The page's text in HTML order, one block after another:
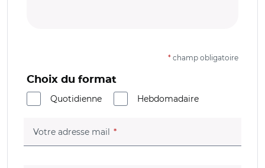
* champ obligatoire
Choix du format
Quotidienne
Hebdomadaire
Votre adresse mail (champ obligatoire)